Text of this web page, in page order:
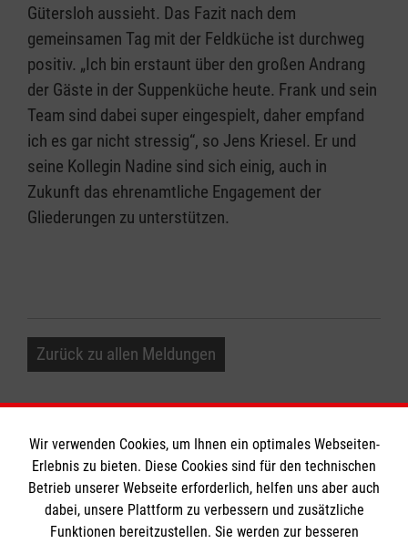
Gütersloh aussieht. Das Fazit nach dem
gemeinsamen Tag mit der Feldküche ist durchweg
positiv. „Ich bin erstaunt über den großen Andrang
der Gäste in der Suppenküche heute. Frank und sein
Team sind dabei super eingespielt, daher empfand
ich es gar nicht stressig“, so Jens Kriesel. Er und
seine Kollegin Nadine sind sich einig, auch in
Zukunft das ehrenamtliche Engagement der
Gliederungen zu unterstützen.
Zurück zu allen Meldungen
Informationen
Wir verwenden Cookies, um Ihnen ein optimales Webseiten-
Erlebnis zu bieten. Diese Cookies sind für den technischen
Betrieb unserer Webseite erforderlich, helfen uns aber auch
dabei, unsere Plattform zu verbessern und zusätzliche
Funktionen bereitzustellen. Sie werden zur besseren